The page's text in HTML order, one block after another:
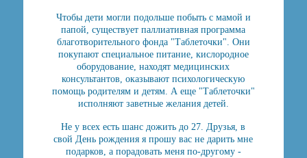
Чтобы дети могли подольше побыть с мамой и
папой, существует паллиативная программа
благотворительного фонда "Таблеточки". Они
покупают специальное питание, кислородное
оборудование, находят медицинских
консультантов, оказывают психологическую
помощь родителям и детям. А еще "Таблеточки"
исполняют заветные желания детей.
Не у всех есть шанс дожить до 27. Друзья, в
свой День рождения я прошу вас не дарить мне
подарков, а порадовать меня по-другому -